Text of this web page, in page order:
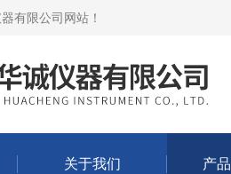
有限公司网站 ！
关于我们 产